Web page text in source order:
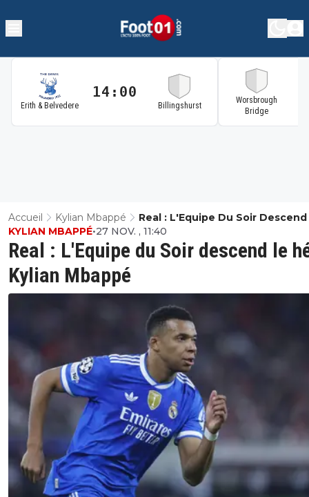
Erith & Belvedere
14:00
Billingshurst
Worsbrough
Bridge
Accueil Kylian Mbappé
Real : L'Equipe Du Soir
Héros Kylian Mbappé
Real : L'Equipe du Soir descend le
Kylian Mbappé
KYLIAN MBAPPÉ•27 NOV. , 11:40